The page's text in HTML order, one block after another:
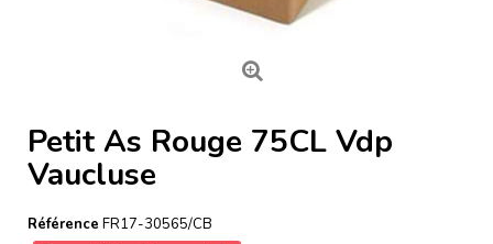
Petit As Rouge 75CL Vdp
Vaucluse
Référence FR17-30565/CB